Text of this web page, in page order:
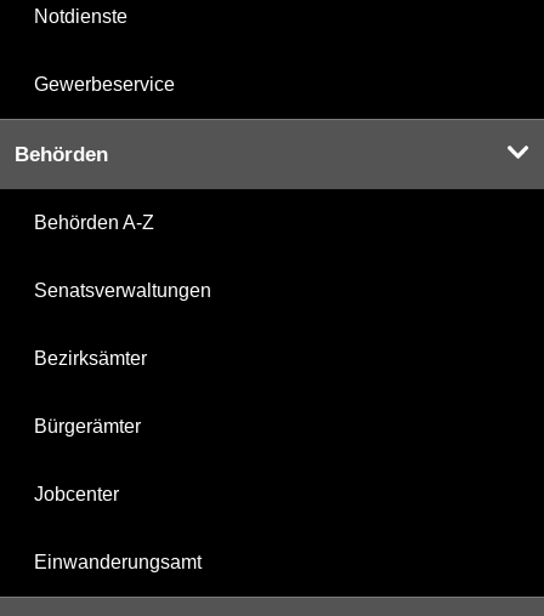
Notdienste
Gewerbeservice
Behörden
Behörden A-Z
Senatsverwaltungen
Bezirksämter
Bürgerämter
Jobcenter
Einwanderungsamt